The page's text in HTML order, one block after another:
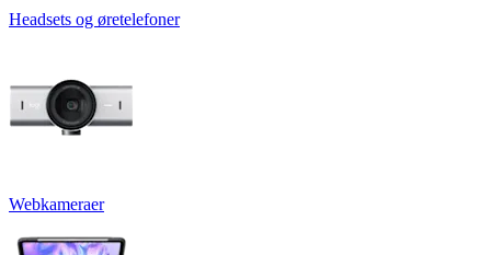
Headsets og øretelefoner
Webkameraer